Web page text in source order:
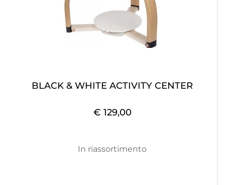
BLACK & WHITE ACTIVITY CENTER
€ 129,00
In riassortimento